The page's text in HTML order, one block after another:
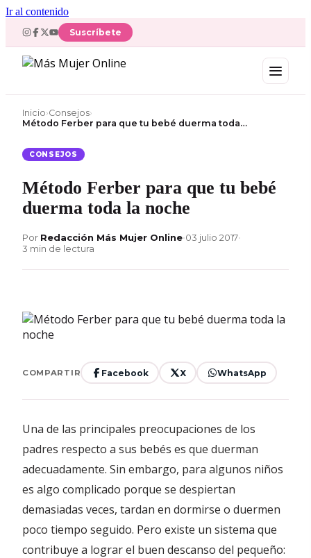
Ir al contenido
Suscríbete
Inicio›Consejos›
Método Ferber para que tu bebé duerma toda…
CONSEJOS
Método Ferber para que tu bebé
duerma toda la noche
Por Redacción Más Mujer Online•03 julio 2017•
3 min de lectura
COMPARTIR Facebook X WhatsApp
Una de las principales preocupaciones de los
padres respecto a sus bebés es que duerman
adecuadamente. Sin embargo, para algunos niños
es algo complicado porque se despiertan
demasiadas veces, tardan en dormirse o duermen
poco tiempo seguido. Pero existe un sistema que
contribuye a lograr el buen descanso del pequeño: